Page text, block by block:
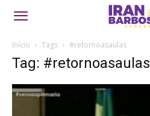
Início Tags #retornoasaulas
Tag: #retornoasaulas